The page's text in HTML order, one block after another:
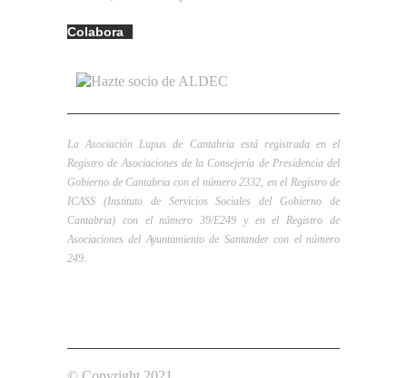
Colabora
La Asociación Lupus de Cantabria está registrada en el
Registro de Asociaciones de la Consejería de Presidencia del
Gobierno de Cantabria con el número 2332, en el Registro de
ICASS (Instituto de Servicios Sociales del Gobierno de
Cantabria) con el número 39/E249 y en el Registro de
Asociaciones del Ayuntamiento de Santander con el número
249.